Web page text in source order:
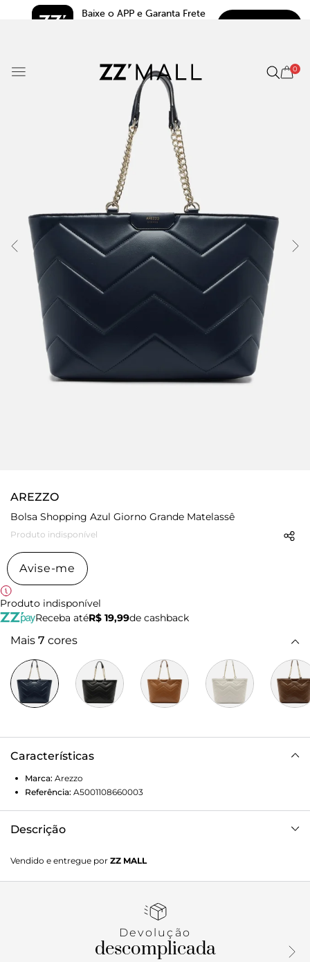
Baixe o APP e Garanta Frete
0
AREZZO
Bolsa Shopping Azul Giorno Grande Matelassê
Produto indisponível
Avise-me
Produto indisponível
Receba atéR$ 19,99de cashback
Mais 7 cores
Características
Marca: Arezzo
Referência: A5001108660003
Descrição
formato estruturado e acabamento macio, além de
costuras em matelassê zigue-zague nas capas. Traz duas
em zíper com puxador. Com tag do nome da marca na
Vendido e entregue por ZZ MALL
Devolução
descomplicada